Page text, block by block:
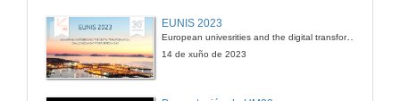
EUNIS 2023
European univesrities and the digital transformation: challenges and opportunities ahead
14 de xuño de 2023